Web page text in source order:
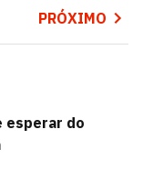
PRÓXIMO
esperar do